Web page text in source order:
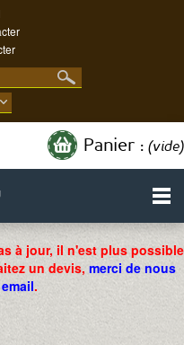
Panier : (vide)
à jour, il n'est plus possible
un devis, merci de nous
.